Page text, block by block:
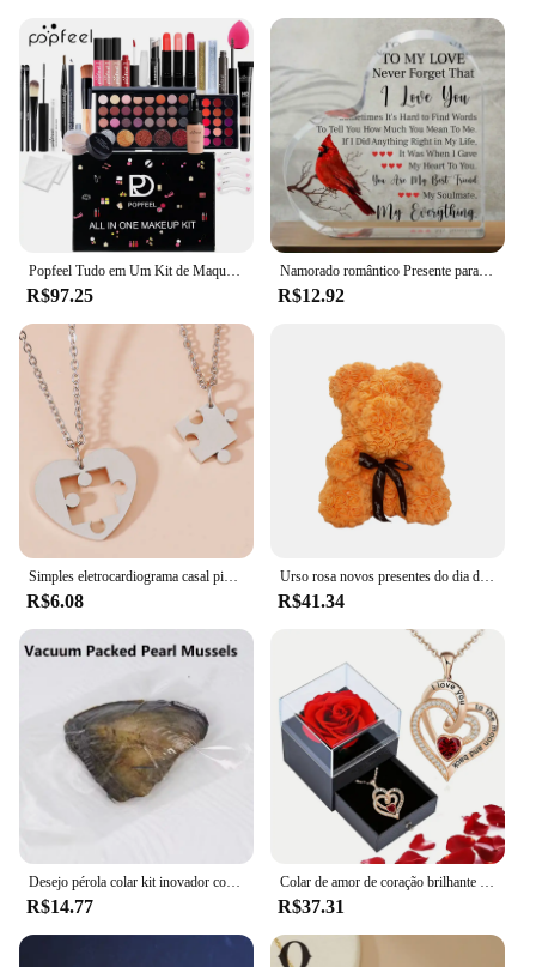
Popfeel Tudo em Um Kit de Maquiagem, Fundação Sombra, Lipgloss, Batom Primer, Presente para Meninas Mulheres Adolescentes
R$97.25
Namorado romântico Presente para ela, Amor das meninas, Presente bonito, Aniversário criativo, Dia dos Namorados, Aniversário
R$12.92
Simples eletrocardiograma casal pingente colar, coração magnético pingente emenda colar, presente do dia dos namorados, boa qualidade
R$6.08
Urso rosa novos presentes do dia dos namorados 25cm flor ursos decorações florais artificiais presente do dia das mães para o festival da namorada e
R$41.34
R$14.77 R$37.31